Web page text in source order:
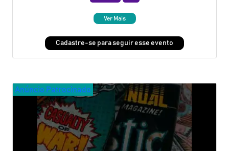
Ver Mais
Cadastre-se para seguir esse evento
Anúncio Patrocinado